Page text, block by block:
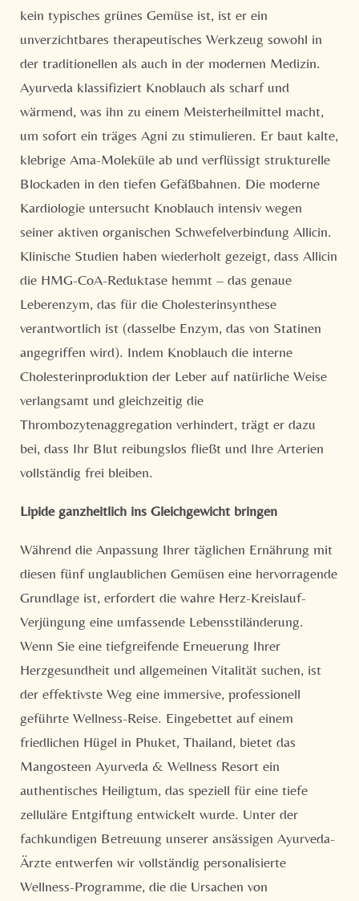
kein typisches grünes Gemüse ist, ist er ein
unverzichtbares therapeutisches Werkzeug sowohl in
der traditionellen als auch in der modernen Medizin.
Ayurveda klassifiziert Knoblauch als scharf und
wärmend, was ihn zu einem Meisterheilmittel macht,
um sofort ein träges Agni zu stimulieren. Er baut kalte,
klebrige Ama-Moleküle ab und verflüssigt strukturelle
Blockaden in den tiefen Gefäßbahnen. Die moderne
Kardiologie untersucht Knoblauch intensiv wegen
seiner aktiven organischen Schwefelverbindung Allicin.
Klinische Studien haben wiederholt gezeigt, dass Allicin
die HMG-CoA-Reduktase hemmt – das genaue
Leberenzym, das für die Cholesterinsynthese
verantwortlich ist (dasselbe Enzym, das von Statinen
angegriffen wird). Indem Knoblauch die interne
Cholesterinproduktion der Leber auf natürliche Weise
verlangsamt und gleichzeitig die
Thrombozytenaggregation verhindert, trägt er dazu
bei, dass Ihr Blut reibungslos fließt und Ihre Arterien
vollständig frei bleiben.
Lipide ganzheitlich ins Gleichgewicht bringen
Während die Anpassung Ihrer täglichen Ernährung mit
diesen fünf unglaublichen Gemüsen eine hervorragende
Grundlage ist, erfordert die wahre Herz-Kreislauf-
Verjüngung eine umfassende Lebensstiländerung.
Wenn Sie eine tiefgreifende Erneuerung Ihrer
Herzgesundheit und allgemeinen Vitalität suchen, ist
der effektivste Weg eine immersive, professionell
geführte Wellness-Reise. Eingebettet auf einem
friedlichen Hügel in Phuket, Thailand, bietet das
Mangosteen Ayurveda & Wellness Resort ein
authentisches Heiligtum, das speziell für eine tiefe
zelluläre Entgiftung entwickelt wurde. Unter der
fachkundigen Betreuung unserer ansässigen Ayurveda-
Ärzte entwerfen wir vollständig personalisierte
Wellness-Programme, die die Ursachen von
Einwilligung Marketing*
*Pflichtfelder
Anfragen